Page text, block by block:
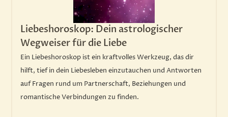
Liebeshoroskop: Dein astrologischer
Wegweiser für die Liebe
Ein Liebeshoroskop ist ein kraftvolles Werkzeug, das dir
hilft, tief in dein Liebesleben einzutauchen und Antworten
auf Fragen rund um Partnerschaft, Beziehungen und
romantische Verbindungen zu finden.